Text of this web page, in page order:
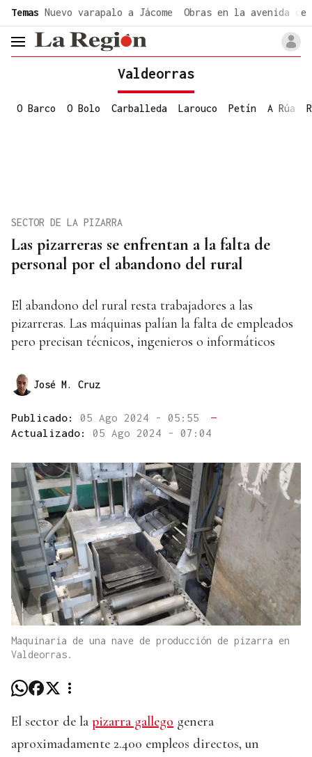
Temas Nuevo varapalo a Jácome Obras en la avenida de
header.menu.open
Valdeorras
O Barco O Bolo Carballeda Larouco Petín A Rúa
Las pizarreras se enfrentan a la falta de
personal por el abandono del rural
SECTOR DE LA PIZARRA
El abandono del rural resta trabajadores a las
pizarreras. Las máquinas palían la falta de empleados
pero precisan técnicos, ingenieros o informáticos
José M. Cruz
Publicado: 05 Ago 2024 - 05:55
—
Actualizado: 05 Ago 2024 - 07:04
Maquinaria de una nave de producción de pizarra en
Valdeorras.
El sector de la pizarra gallego genera
aproximadamente 2.400 empleos directos, un